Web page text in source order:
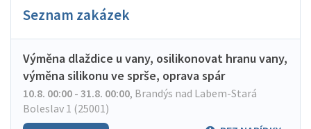
Seznam zakázek
Výměna dlaždice u vany, osilikonovat hranu vany,
výměna silikonu ve sprše, oprava spár
10.8. 00:00 - 31.8. 00:00, Brandýs nad Labem-Stará
Boleslav 1 (25001)